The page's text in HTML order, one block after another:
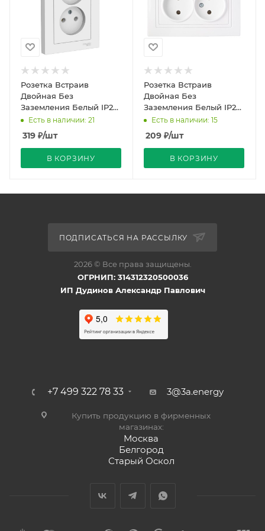
Розетка Встраив
Двойная Без
Заземления Белый IP20
10А 250В ATLASDESIGN
Schneider Electric
Есть в наличии: 21
319 ₽/шт
В КОРЗИНУ
Розетка Встраив
Двойная Без
Заземления Белый IP20
10А 250В Уют Bylectrica
Есть в наличии: 15
209 ₽/шт
В КОРЗИНУ
ПОДПИСАТЬСЯ НА РАССЫЛКУ
2026 © Все права защищены.
ОГРНИП: 314312320500036
ИП Дудинов Александр Павлович
+7 499 322 78 33 3@3a.energy
Купить продукцию в фирменных
магазинах:
Москва
Белгород
Старый Оскол